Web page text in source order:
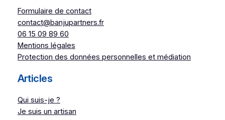
Formulaire de contact
contact@banjupartners.fr
06 15 09 89 60
Mentions légales
Protection des données personnelles et médiation
Articles
Qui suis-je ?
Je suis un artisan